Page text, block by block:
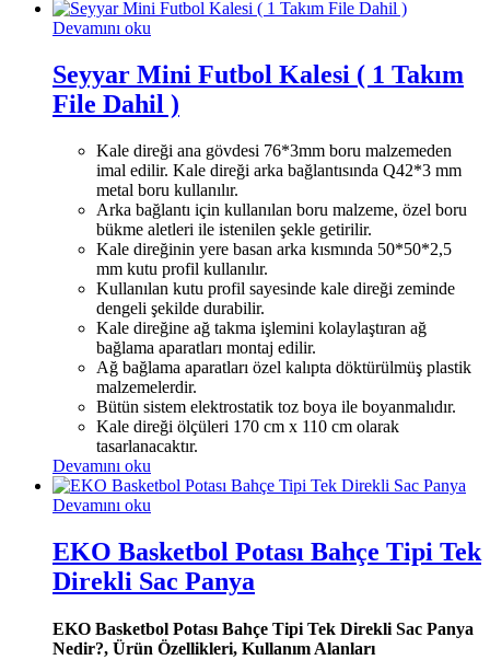
Devamını oku
Seyyar Mini Futbol Kalesi ( 1 Takım
File Dahil )
Kale direği ana gövdesi 76*3mm boru malzemeden
imal edilir. Kale direği arka bağlantısında Q42*3 mm
metal boru kullanılır.
Arka bağlantı için kullanılan boru malzeme, özel boru
bükme aletleri ile istenilen şekle getirilir.
Kale direğinin yere basan arka kısmında 50*50*2,5
mm kutu profil kullanılır.
Kullanılan kutu profil sayesinde kale direği zeminde
dengeli şekilde durabilir.
Kale direğine ağ takma işlemini kolaylaştıran ağ
bağlama aparatları montaj edilir.
Ağ bağlama aparatları özel kalıpta döktürülmüş plastik
malzemelerdir.
Bütün sistem elektrostatik toz boya ile boyanmalıdır.
Kale direği ölçüleri 170 cm x 110 cm olarak
tasarlanacaktır.
Devamını oku
Devamını oku
EKO Basketbol Potası Bahçe Tipi Tek
Direkli Sac Panya
EKO Basketbol Potası Bahçe Tipi Tek Direkli Sac Panya
Nedir?, Ürün Özellikleri, Kullanım Alanları